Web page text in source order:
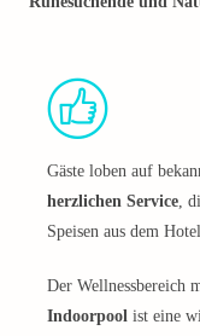
Gäste loben auf
herzlichen Service,
Speisen aus dem
Der Wellnessbereich
Indoorpool ist eine